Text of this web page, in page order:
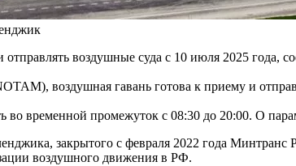
воздушные суда с 10 июля 2025 года,
воздушная гавань готова к приему и
во временной промежуток с 08:30 до 20:00. О
закрытого с февраля 2022 года
воздушного движения в РФ.